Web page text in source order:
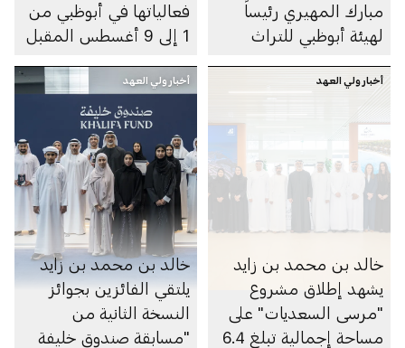
مبارك المهيري رئيساً
لهيئة أبوظبي للتراث
فعالياتها في أبوظبي من
1 إلى 9 أغسطس المقبل
أخبار ولي العهد
خالد بن محمد بن زايد
يشهد إطلاق مشروع
"مرسى السعديات" على
مساحة إجمالية تبلغ 6.4
أخبار ولي العهد
خالد بن محمد بن زايد
يلتقي الفائزين بجوائز
النسخة الثانية من
"مسابقة صندوق خليفة